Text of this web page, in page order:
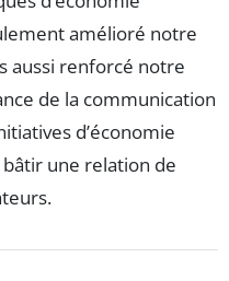
amélioré notre
aussi renforcé notre
de la communication
d’économie
une relation de